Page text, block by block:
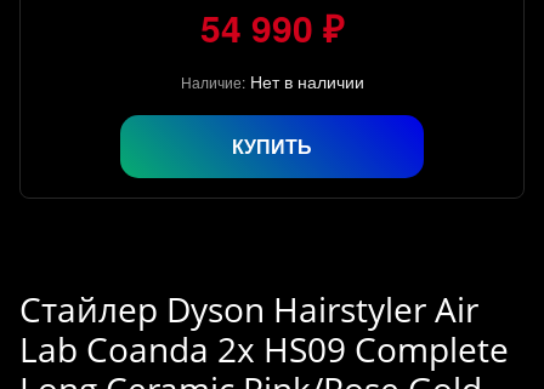
54 990 ₽
Наличие: Нет в наличии
КУПИТЬ
Стайлер Dyson Hairstyler Air
Lab Coanda 2x HS09 Complete